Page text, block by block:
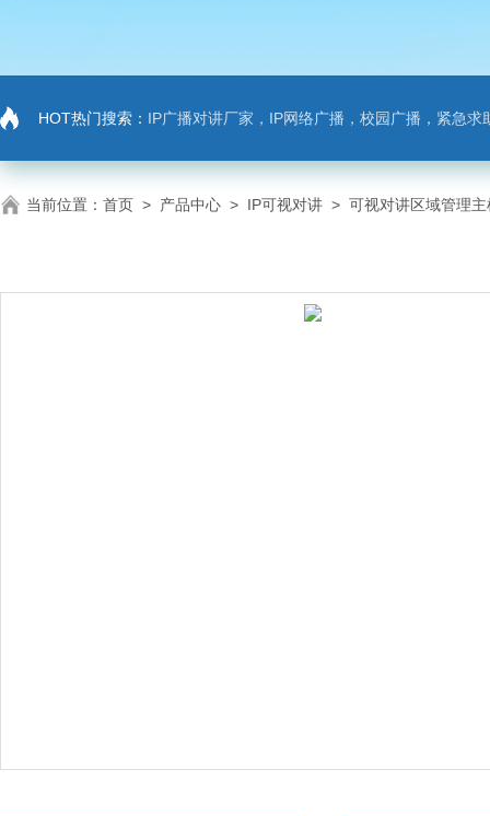
HOT热门搜索： IP广播对讲厂家，IP网络广播，校园广播，紧急求助，IP广播对讲系
当前位置： 首页 > 产品中心 > IP可视对讲 > 可视对讲区域管理主